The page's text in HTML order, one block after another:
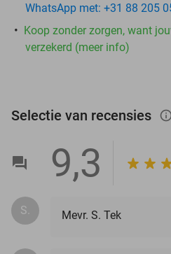
WhatsApp met: +31 88 205
Koop zonder zorgen, want
verzekerd (meer info)
Selectie van recensies
9,3
S. Mevr. S. Tek